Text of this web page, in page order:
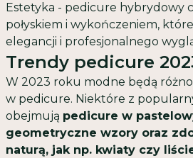
Estetyka - pedicure hybrydowy
połyskiem i wykończeniem,
elegancji i profesjonalnego
Trendy pedicure
W 2023 roku modne będą
w pedicure. Niektóre z
obejmują pedicure w
geometryczne wzory oraz
naturą, jak np. kwiaty czy